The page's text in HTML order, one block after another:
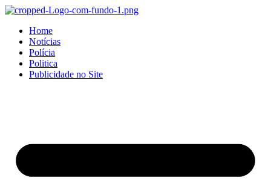
Home
Notícias
Polícia
Politica
Publicidade no Site